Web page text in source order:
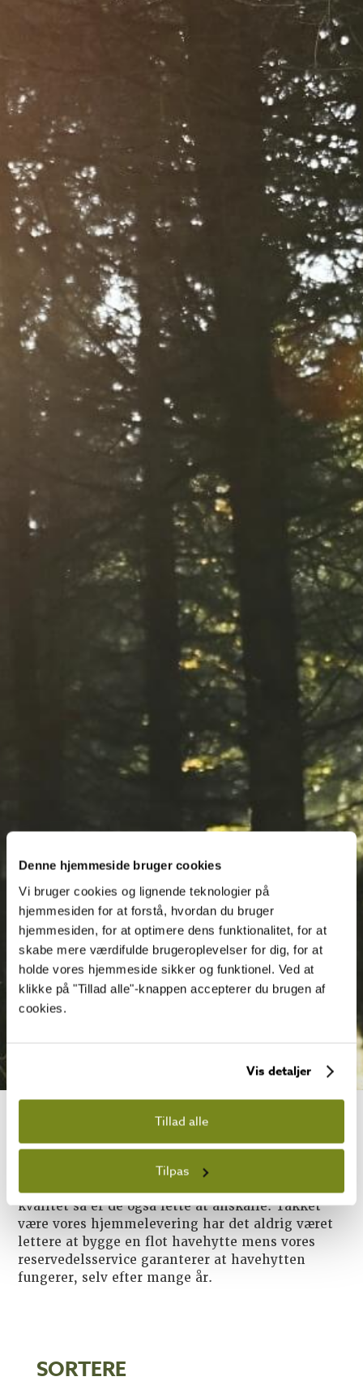
Denne hjemmeside bruger cookies
Vi bruger cookies og lignende teknologier på
hjemmesiden for at forstå, hvordan du bruger
hjemmesiden, for at optimere dens funktionalitet, for at
skabe mere værdifulde brugeroplevelser for dig, for at
holde vores hjemmeside sikker og funktionel. Ved at
klikke på "Tillad alle"-knappen accepterer du brugen af
cookies.
Vis detaljer
Tillad alle
Tilpas
Foruden at Lillevilla’s havehytter er af høj
kvalitet så er de også lette at anskaffe. Takket
være vores hjemmelevering har det aldrig været
lettere at bygge en flot havehytte mens vores
reservedelsservice garanterer at havehytten
fungerer, selv efter mange år.
SORTERE